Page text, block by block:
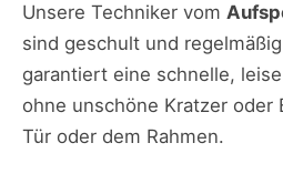
Unsere Techniker vom
sind geschult und
garantiert eine schnelle,
ohne unschöne Kratzer oder
Tür oder dem Rahmen.